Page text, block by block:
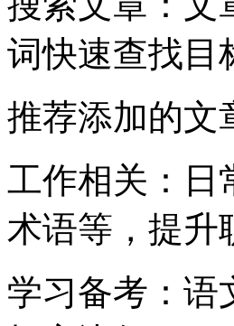
词快速查找目
推荐添加的文
工作相关：日
术语等，提升
学习备考：语